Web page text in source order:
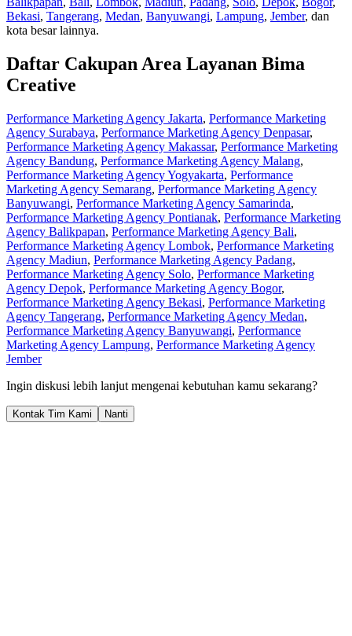
Bekasi, Tangerang, Medan, Banyuwangi, Lampung, Jember, dan
kota besar lainnya.
Daftar Cakupan Area Layanan Bima
Creative
Performance Marketing Agency Jakarta, Performance Marketing
Agency Surabaya, Performance Marketing Agency Denpasar,
Performance Marketing Agency Makassar, Performance Marketing
Agency Bandung, Performance Marketing Agency Malang,
Performance Marketing Agency Yogyakarta, Performance
Marketing Agency Semarang, Performance Marketing Agency
Banyuwangi, Performance Marketing Agency Samarinda,
Performance Marketing Agency Pontianak, Performance Marketing
Agency Balikpapan, Performance Marketing Agency Bali,
Performance Marketing Agency Lombok, Performance Marketing
Agency Madiun, Performance Marketing Agency Padang,
Performance Marketing Agency Solo, Performance Marketing
Agency Depok, Performance Marketing Agency Bogor,
Performance Marketing Agency Bekasi, Performance Marketing
Agency Tangerang, Performance Marketing Agency Medan,
Performance Marketing Agency Banyuwangi, Performance
Marketing Agency Lampung, Performance Marketing Agency
Jember
Ingin diskusi lebih lanjut mengenai kebutuhan kamu sekarang?
Kontak Tim Kami Nanti